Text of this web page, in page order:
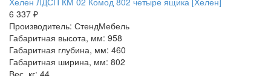
6 337 ₽
Производитель: СтендМебель
Габаритная высота, мм: 958
Габаритная глубина, мм: 460
Габаритная ширина, мм: 802
Вес, кг: 44